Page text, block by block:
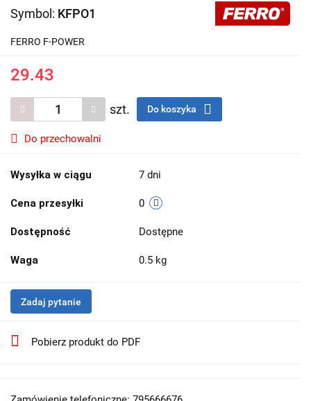
Symbol: KFPO1
FERRO F-POWER
29.43
szt. Do koszyka
Do przechowalni
Wysyłka w ciągu 7 dni
Cena przesyłki 0
Dostępność Dostępne
Waga 0.5 kg
Zadaj pytanie
Pobierz produkt do PDF